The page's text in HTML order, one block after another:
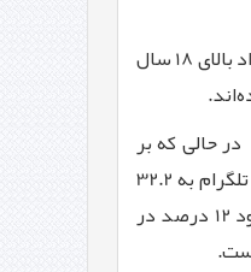
بر این اساس 62 درصد از پاسخگویان اعلام کرده‌اند قبل از فیلتر تلگرام از این پیام‌رسان استفاده می‌­کردند. نتایج نظرسنجی حاکی از آن است که 49.5 درصد از افراد بالای 18 سال
.
در حالی که بر
درصد از افراد بالای 18 سال کشور از اینستاگرام استفاده می­‌کردند، این عدد در خردادماه و پس از فیلتر تلگرام به 32.2
نکته قابل توجه، حضور 54 درصدی جوانان 18 تا 29 سال کشور در اینستاگرام است. همچنین استفاده‌کنندگان از واتس آپ نیز از حدود 12 درصد در
.